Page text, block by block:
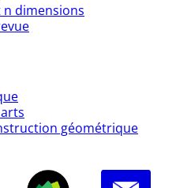
n dimensions
géométrique